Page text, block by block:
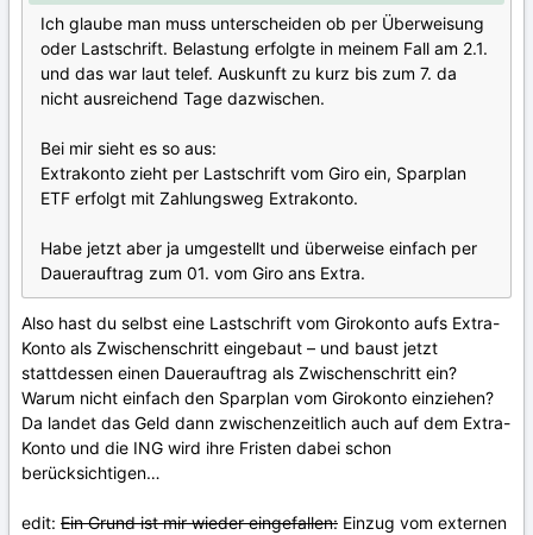
Ich glaube man muss unterscheiden ob per Überweisung
oder Lastschrift. Belastung erfolgte in meinem Fall am 2.1.
und das war laut telef. Auskunft zu kurz bis zum 7. da
nicht ausreichend Tage dazwischen.
Bei mir sieht es so aus:
Extrakonto zieht per Lastschrift vom Giro ein, Sparplan
ETF erfolgt mit Zahlungsweg Extrakonto.
Habe jetzt aber ja umgestellt und überweise einfach per
Dauerauftrag zum 01. vom Giro ans Extra.
Also hast du selbst eine Lastschrift vom Girokonto aufs Extra-
Konto als Zwischenschritt eingebaut – und baust jetzt
stattdessen einen Dauerauftrag als Zwischenschritt ein?
Warum nicht einfach den Sparplan vom Girokonto einziehen?
Da landet das Geld dann zwischenzeitlich auch auf dem Extra-
Konto und die ING wird ihre Fristen dabei schon
berücksichtigen…
edit: Ein Grund ist mir wieder eingefallen: Einzug vom externen